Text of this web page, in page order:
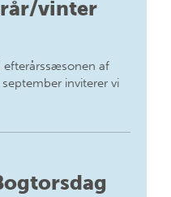
vinter
af
inviterer vi